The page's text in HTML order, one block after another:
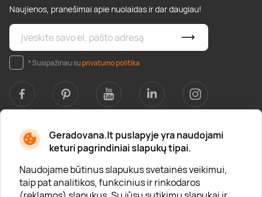
Geradovana.lt puslapyje yra naudojami
keturi pagrindiniai slapukų tipai.
Naudojame būtinus slapukus svetainės veikimui,
taip pat analitikos, funkcinius ir rinkodaros
Naujienos, pranešimai apie nuolaidas ir dar daugiau!
* Susipažinau suprivatumo politika
Apie mus
Apie „Gera Dovana“
Lojalumo klubas